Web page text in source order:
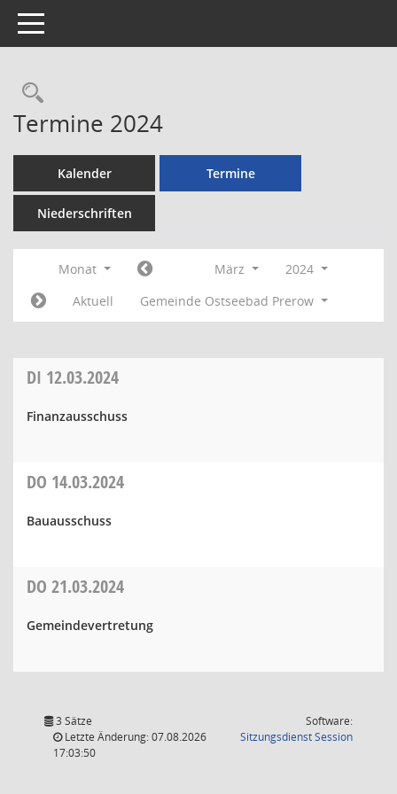
Toggle navigation
Rechercheauswahl
Termine 2024
Kalender Termine
Niederschriften
Monat März
2024
Aktuell
Gemeinde Ostseebad Prerow
DI 12.03.2024
Finanzausschuss
DO 14.03.2024
Bauausschuss
DO 21.03.2024
Gemeindevertretung
3 Sätze
Letzte Änderung: 07.08.2026
17:03:50
Software:
SitzungsdienstSession(Wird in